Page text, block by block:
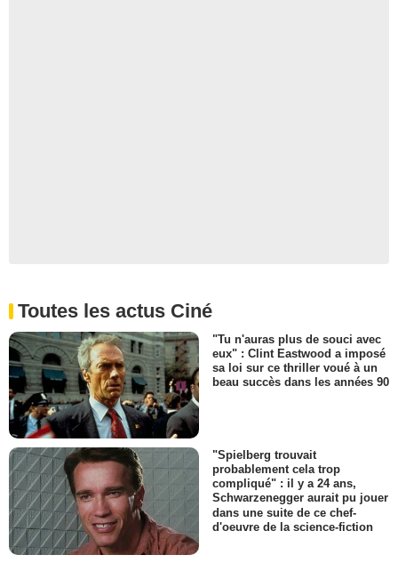
Toutes les actus Ciné
"Tu n'auras plus de souci avec
eux" : Clint Eastwood a imposé
sa loi sur ce thriller voué à un
beau succès dans les années 90
"Spielberg trouvait
probablement cela trop
compliqué" : il y a 24 ans,
Schwarzenegger aurait pu jouer
dans une suite de ce chef-
d'oeuvre de la science-fiction